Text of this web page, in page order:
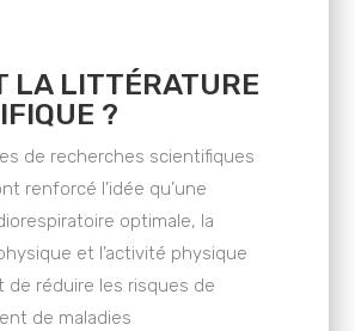
LA LITTÉRATURE
?
de recherches scientifiques
renforcé l’idée qu’une
optimale, la
et l’activité physique
de réduire les risques de
de maladies